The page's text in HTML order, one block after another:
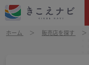
ホーム 販売店を探す